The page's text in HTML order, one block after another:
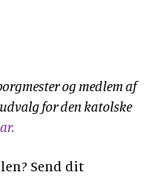
og medlem af
for den katolske
Send dit